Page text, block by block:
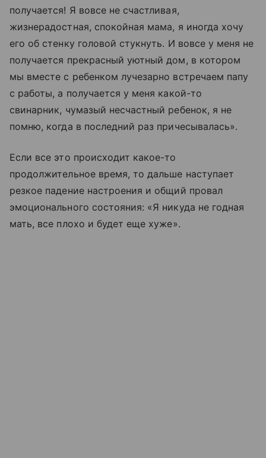
получается! Я вовсе не счастливая,
жизнерадостная, спокойная мама, я иногда хочу
его об стенку головой стукнуть. И вовсе у меня не
получается прекрасный уютный дом, в котором
мы вместе с ребенком лучезарно встречаем папу
с работы, а получается у меня какой-то
свинарник, чумазый несчастный ребенок, я не
помню, когда в последний раз причесывалась».
Если все это происходит какое-то
продолжительное время, то дальше наступает
резкое падение настроения и общий провал
эмоционального состояния: «Я никуда не годная
мать, все плохо и будет еще хуже».